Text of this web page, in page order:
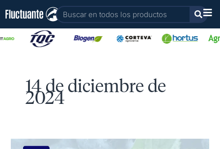
contenido
Buscar
14 de diciembre de
2024